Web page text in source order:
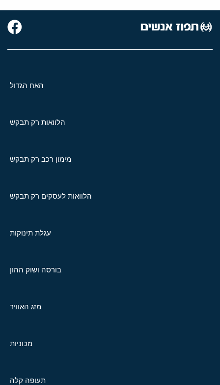
האח הגדול
הלוואות רק תבקש
מימון רכב רק תבקש
הלוואות לעסקים רק תבקש
עגלת תינוקות
בורסה ושוק ההון
מזג האוויר
מכוניות
תעופה קלה